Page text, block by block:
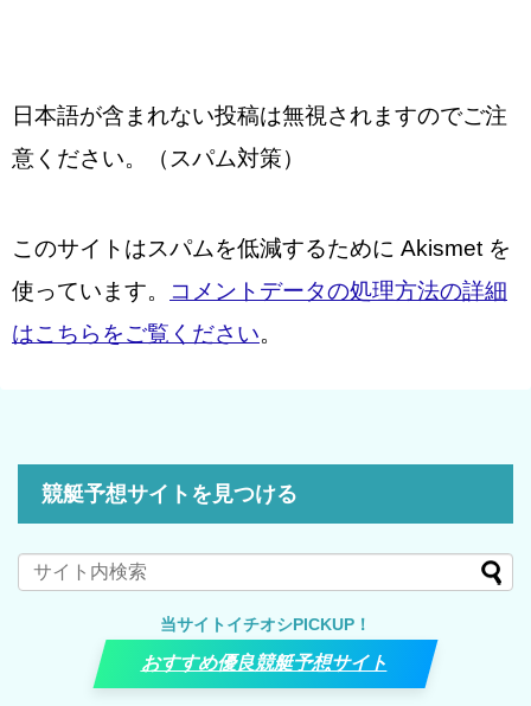
日本語が含まれない投稿は無視されますのでご注
意ください。（スパム対策）
このサイトはスパムを低減するために Akismet を
使っています。
コメントデータの処理方法の詳細
はこちらをご覧ください。
競艇予想サイトを見つける
当サイトイチオシPICKUP！
おすすめ優良競艇予想サイト